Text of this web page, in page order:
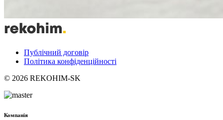
Публічний договір
Політика конфіденційності
© 2026 REKOHIM-SK
Компанія